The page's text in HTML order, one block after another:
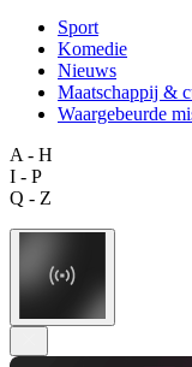
Sport
Komedie
Nieuws
Maatschappij &
Waargebeurde
A - H
I - P
Q - Z